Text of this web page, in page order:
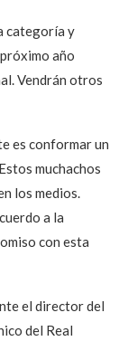
categoría y
año
Vendrán otros
es conformar un
muchachos
los medios.
a la
con esta
el director del
del Real